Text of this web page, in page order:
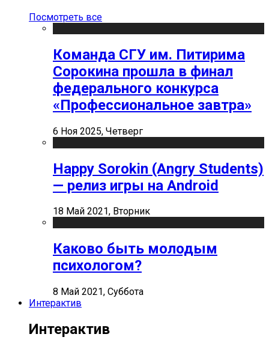
Посмотреть все
Команда СГУ им. Питирима
Сорокина прошла в финал
федерального конкурса
«Профессиональное завтра»
6 Ноя 2025, Четверг
Happy Sorokin (Angry Students)
— релиз игры на Android
18 Май 2021, Вторник
Каково быть молодым
психологом?
8 Май 2021, Суббота
Интерактив
Интерактив